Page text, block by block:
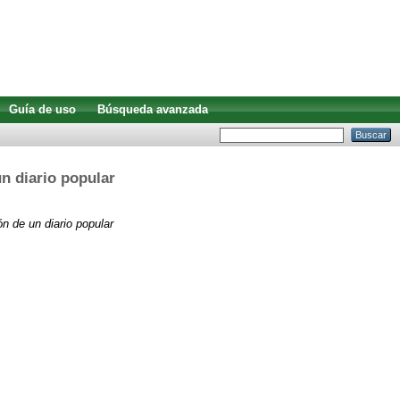
Guía de uso
Búsqueda avanzada
diario popular
de un diario popular